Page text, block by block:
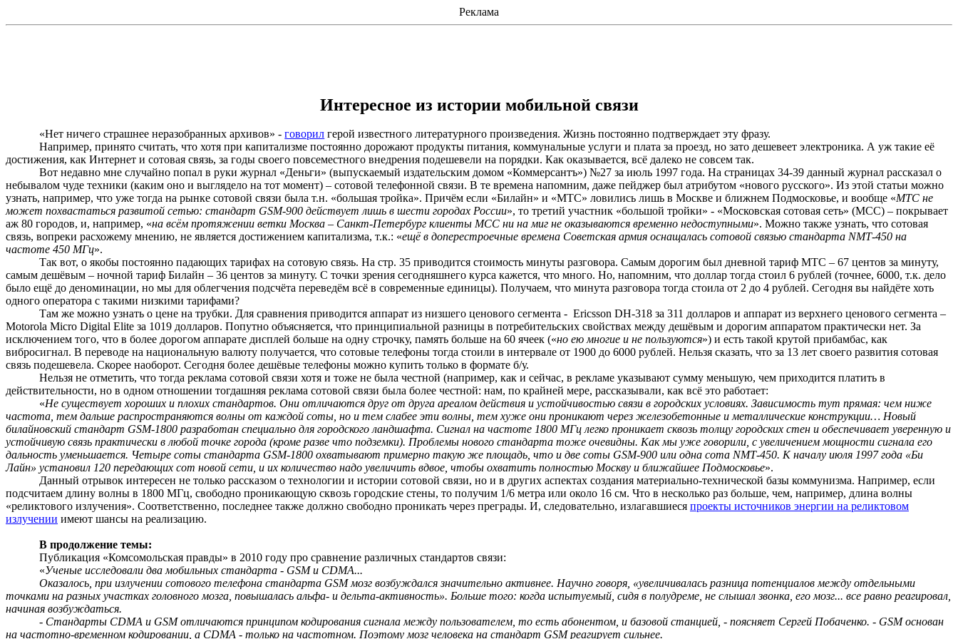
Реклама
Интересное из истории мобильной связи
«Нет ничего страшнеенеразобранных архивов» -говорил герой известного литературного произведения. Жизнь постоянно подтверждает эту фразу.
Например, принято считать, что хотя при капитализме постоянно дорожают продукты питания, коммунальные услуги и плата за проезд, но зато дешевеет электроника. А уж такие её
достижения, как Интернет и сотовая связь, за годы своего повсеместного внедрения подешевели на порядки. Как оказывается, всё далеко не совсем так.
Вот недавно мне случайно попал в руки журнал «Деньги» (выпускаемый издательским домом «Коммерсантъ») №27 за июль 1997 года. На страницах 34-39 данный журнал рассказал о
небывалом чуде техники (каким оно и выглядело на тот момент) – сотовой телефонной связи. В те времена напомним, даже пейджер был атрибутом «нового русского». Из этой статьи можно
узнать, например, что уже тогда на рынке сотовой связи была т.н. «большая тройка». Причём если «Билайн» и «МТС» ловились лишь в Москве и ближнем Подмосковье, и вообще «МТС не
может похвастаться развитой сетью: стандарт GSM-900 действует лишь в шести городах России», то третий участник «большой тройки» - «Московская сотовая сеть» (МСС) – покрывает
аж 80 городов, и, например, «на всём протяжении ветки Москва – Санкт-Петербург клиенты МСС ни на миг не оказываются временно недоступными». Можно также узнать, что сотовая
связь, вопреки расхожему мнению, не является достижением капитализма, т.к.: «ещё в доперестроечные времена Советская армия оснащалась сотовой связью стандарта NMT-450 на
частоте 450 МГц».
Так вот, о якобы постоянно падающих тарифах на сотовую связь. На стр. 35 приводится стоимость минуты разговора. Самым дорогим был дневной тариф МТС – 67 центов за минуту,
самым дешёвым – ночной тариф Билайн – 36 центов за минуту. С точки зрения сегодняшнего курса кажется, что много. Но, напомним, что доллар тогда стоил 6 рублей (точнее, 6000, т.к. дело
было ещё до деноминации, но мы для облегчения подсчёта переведём всё в современные единицы). Получаем, что минута разговора тогда стоила от 2 до 4 рублей. Сегодня вы найдёте хоть
одного оператора с такими низкими тарифами?
Там же можно узнать о цене на трубки. Для сравнения приводится аппарат из низшего ценового сегмента - Ericsson DH-318 за 311 долларов и аппарат из верхнего ценового сегмента –
Motorola Micro Digital Elite за 1019 долларов. Попутно объясняется, что принципиальной разницы в потребительских свойствах между дешёвым и дорогим аппаратом практически нет. За
исключением того, что в более дорогом аппарате дисплей больше на одну строчку, память больше на 60 ячеек («но ею многие и не пользуются») и есть такой крутой прибамбас, как
вибросигнал. В переводе на национальную валюту получается, что сотовые телефоны тогда стоили в интервале от 1900 до 6000 рублей. Нельзя сказать, что за 13 лет своего развития сотовая
связь подешевела. Скорее наоборот. Сегодня более дешёвые телефоны можно купить только в формате б/у.
Нельзя не отметить, что тогда реклама сотовой связи хотя и тоже не была честной (например, как и сейчас, в рекламе указывают сумму меньшую, чем приходится платить в
действительности, но в одном отношении тогдашняя реклама сотовой связи была более честной: нам, по крайней мере, рассказывали, как всё это работает:
«Не существует хороших и плохих стандартов. Они отличаются друг от друга ареалом действия и устойчивостью связи в городских условиях. Зависимость тут прямая: чем ниже
частота, тем дальше распространяются волны от каждой соты, но и тем слабее эти волны, тем хуже они проникают через железобетонные и металлические конструкции… Новый
билайновский стандарт GSM-1800 разработан специально для городского ландшафта. Сигнал на частоте 1800 МГц легко проникает сквозь толщу городских стен и обеспечивает уверенную и
устойчивую связь практически в любой точке города (кроме разве что подземки). Проблемы нового стандарта тоже очевидны. Как мы уже говорили, с увеличением мощности сигнала его
дальность уменьшается. Четыре соты стандарта GSM-1800 охватывают примерно такую же площадь, что и две соты GSM-900 или одна сота NMT-450. К началу июля 1997 года «Би
Лайн» установил 120 передающих сот новой сети, и их количество надо увеличить вдвое, чтобы охватить полностью Москву и ближайшее Подмосковье».
Данный отрывок интересен не только рассказом о технологии и истории сотовой связи, но и в других аспектах создания материально-технической базы коммунизма. Например, если
подсчитаем длину волны в 1800 МГц, свободно проникающую сквозь городские стены, то получим 1/6 метра или около 16 см. Что в несколько раз больше, чем, например, длина волны
«реликтового излучения». Соответственно, последнее также должно свободно проникать через преграды. И, следовательно, излагавшиеся проекты источников энергии на реликтовом
излучении имеют шансы на реализацию.
В продолжение темы:
Публикация «Комсомольская правды» в 2010 году про сравнение различных стандартов связи:
«Ученые исследовали два мобильных стандарта - GSM и CDMA...
Оказалось, при излучении сотового телефона стандарта GSM мозг возбуждался значительно активнее. Научно говоря, «увеличивалась разница потенциалов между отдельными
точками на разных участках головного мозга, повышалась альфа- и дельта-активность». Больше того: когда испытуемый, сидя в полудреме, не слышал звонка, его мозг... все равно реагировал,
начиная возбуждаться.
- Стандарты CDMA и GSM отличаются принципом кодирования сигнала между пользователем, то есть абонентом, и базовой станцией, - поясняет Сергей Побаченко. - GSMоснован
на частотно-временном кодировании, а CDMA - только на частотном. Поэтому мозг человека на стандарт GSM реагирует сильнее.